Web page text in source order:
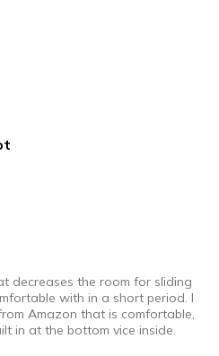
to size
decreases the room for sliding
with in a short period. I
Amazon that is comfortable,
in at the bottom vice inside.